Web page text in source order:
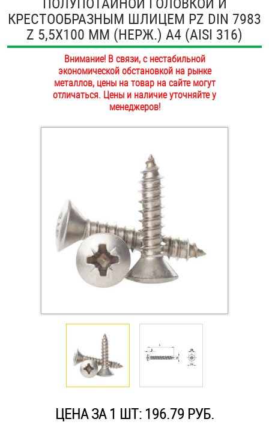
ОПЛАТА И ДОСТАВКА
НАШИ МАГАЗИНЫ
Втулки
Гайки
Дюбели
Дюймовый крепёж
Крюки, кольца с метрической резьбой
Крюки, кольца с шурупной резьбой
Саморезы и шурупы
КРЕСТООБРАЗНЫМ ШЛИЦЕМ PZ DIN 7983
Z 5,5Х100 ММ (НЕРЖ.) A4 (AISI 316)
Внимание! В связи, с нестабильной
экономической обстановкой на рынке
металлов, цены на товар на сайте могут
отличаться. Цены и наличие уточняйте у
менеджеров!
ЦЕНА ЗА 1 ШТ: 196.79 РУБ.